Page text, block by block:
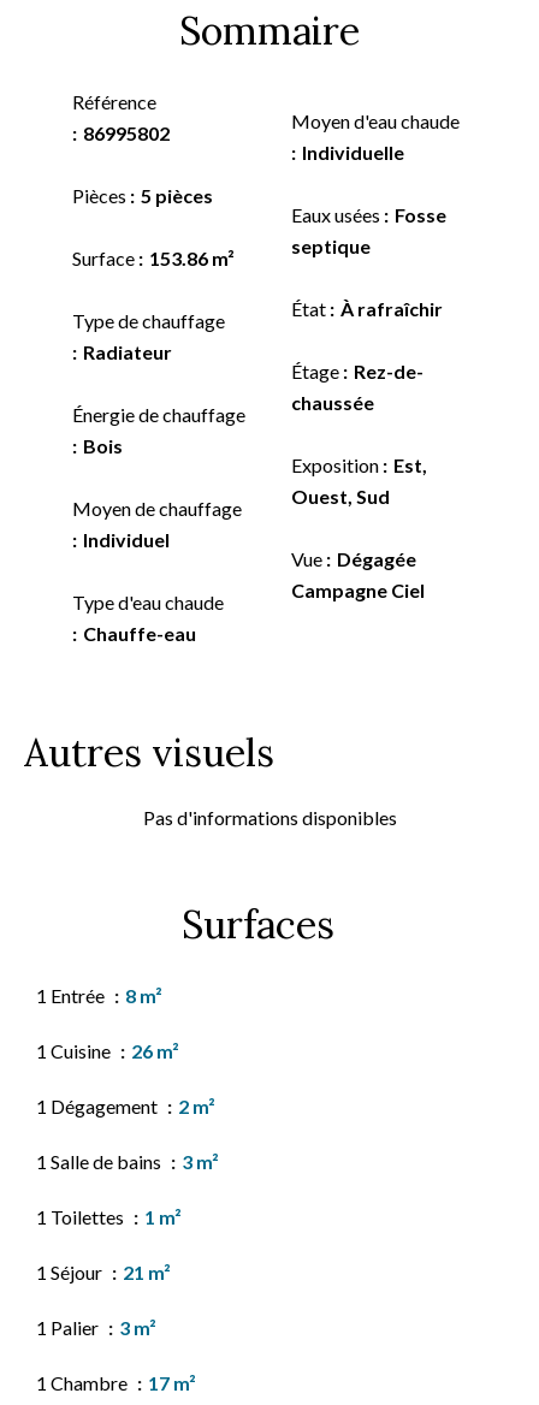
Sommaire
Référence
86995802
Pièces 5 pièces
Surface 153.86 m²
Type de chauffage
Radiateur
Énergie de chauffage
Bois
Moyen de chauffage
Individuel
Type d'eau chaude
Chauffe-eau
Moyen d'eau chaude
Individuelle
Eaux usées
Fosse
septique
État À rafraîchir
Étage
Rez-de-
chaussée
Exposition
Est,
Ouest, Sud
Vue
Dégagée
Campagne Ciel
Autres visuels
Pas d'informations disponibles
Surfaces
1 Entrée 8 m²
1 Cuisine 26 m²
1 Dégagement 2 m²
1 Salle de bains 3 m²
1 Toilettes 1 m²
1 Séjour 21 m²
1 Palier 3 m²
1 Chambre 17 m²